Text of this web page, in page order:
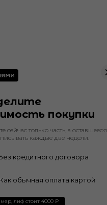
Как обычная оплата картой
кредитного договора
сейчас только часть, а оставшееся
каждые две недели.
покупки
лиф стоит 4000 ₽